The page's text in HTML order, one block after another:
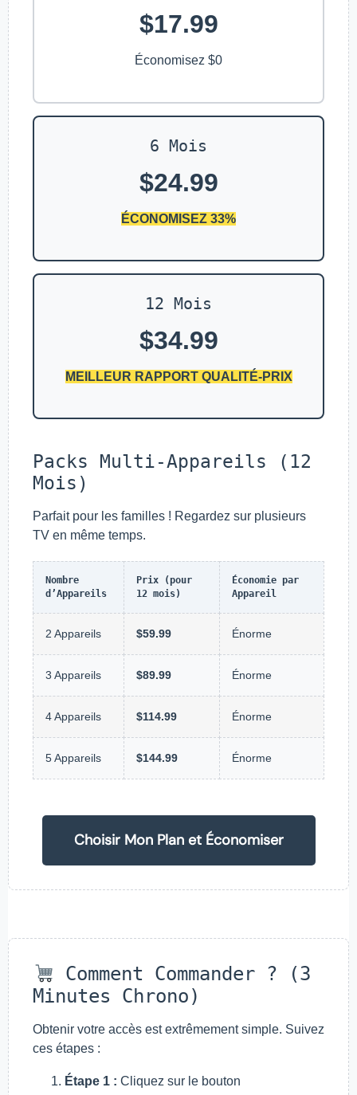
$17.99
Économisez $0
6 Mois
$24.99
ÉCONOMISEZ 33%
12 Mois
$34.99
MEILLEUR RAPPORT QUALITÉ-PRIX
Packs Multi-Appareils (12
Mois)
Parfait pour les familles ! Regardez sur plusieurs
TV en même temps.
Nombre
d’Appareils
Prix (pour
12 mois)
Économie par
Appareil
2 Appareils $59.99 Énorme
3 Appareils $89.99 Énorme
4 Appareils $114.99 Énorme
5 Appareils $144.99 Énorme
Choisir Mon Plan et Économiser
Comment Commander ? (3
Minutes Chrono)
Obtenir votre accès est extrêmement simple. Suivez
ces étapes :
Étape 1 : Cliquez sur le bouton